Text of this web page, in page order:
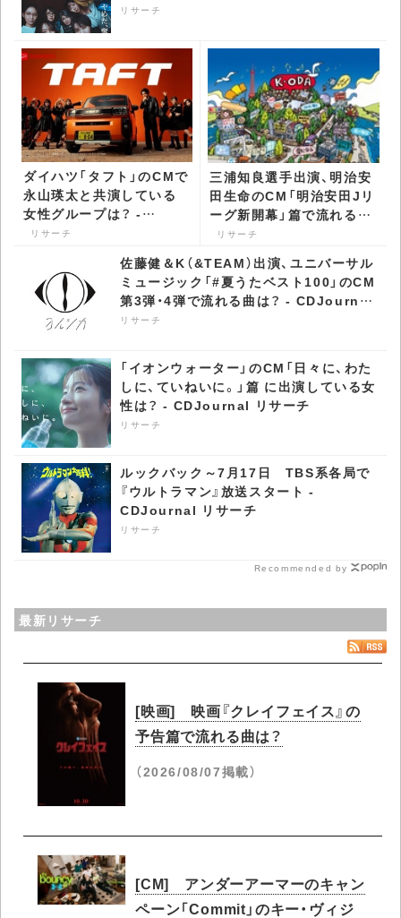
リサーチ
ダイハツ「タフト」のCMで
永山瑛太と共演している
女性グループは？ -
CDJournal リサーチ
リサーチ
三浦知良選手出演、明治安
田生命のCM「明治安田Jリ
ーグ新開幕」篇で流れる曲
は？ - CDJournal リサー
リサーチ
佐藤健＆K（&TEAM）出演、ユニバーサル
ミュージック「#夏うたベスト100」のCM
第3弾・4弾で流れる曲は？ - CDJournal
リサーチ
リサーチ
「イオンウォーター」のCM「日々に、わた
しに、ていねいに。」篇 に出演している女
性は？ - CDJournal リサーチ
リサーチ
ルックバック～7月17日 TBS系各局で
『ウルトラマン』放送スタート -
CDJournal リサーチ
リサーチ
Recommended by
最新リサーチ
[映画] 映画『クレイフェイス』の
予告篇で流れる曲は？
（2026/08/07掲載）
[CM] アンダーアーマーのキャン
ペーン「Commit」のキー・ヴィジ